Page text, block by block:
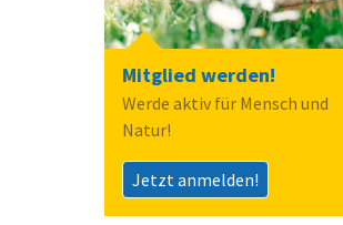
Mitglied werden!
Werde aktiv für Mensch und
Natur!
Jetzt anmelden!